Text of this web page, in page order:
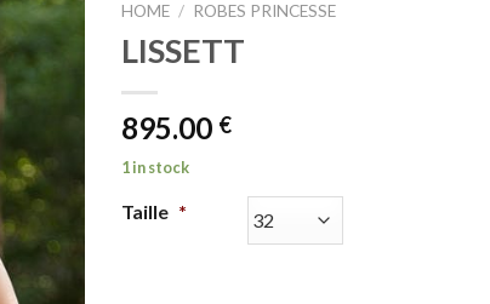
HOME / ROBES PRINCESSE
LISSETT
895.00 €
1 in stock
Taille *